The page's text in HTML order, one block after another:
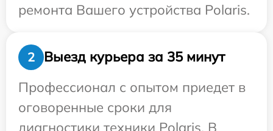
ремонта Вашего устройства Polaris.
2
Выезд курьера за 35 минут
Профессионал с опытом приедет в
оговоренные сроки для
диагностики техники Polaris. В